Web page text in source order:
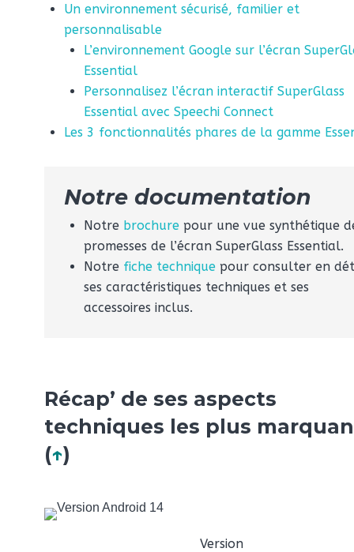
Un environnement sécurisé, familier et
personnalisable
L’environnement Google sur l’écran
Essential
Personnalisez l’écran interactif SuperGlass
Essential avec Speechi Connect
Les 3 fonctionnalités phares de la gamme
Notre documentation
Notre brochure pour une vue synthétique
promesses de l’écran SuperGlass Essential.
Notre fiche technique pour consulter en
ses caractéristiques techniques et ses
accessoires inclus.
Récap’ de ses aspects
techniques les plus
(↑)
Version